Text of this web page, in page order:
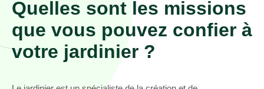
Quelles sont les missions
que vous pouvez confier à
votre jardinier ?